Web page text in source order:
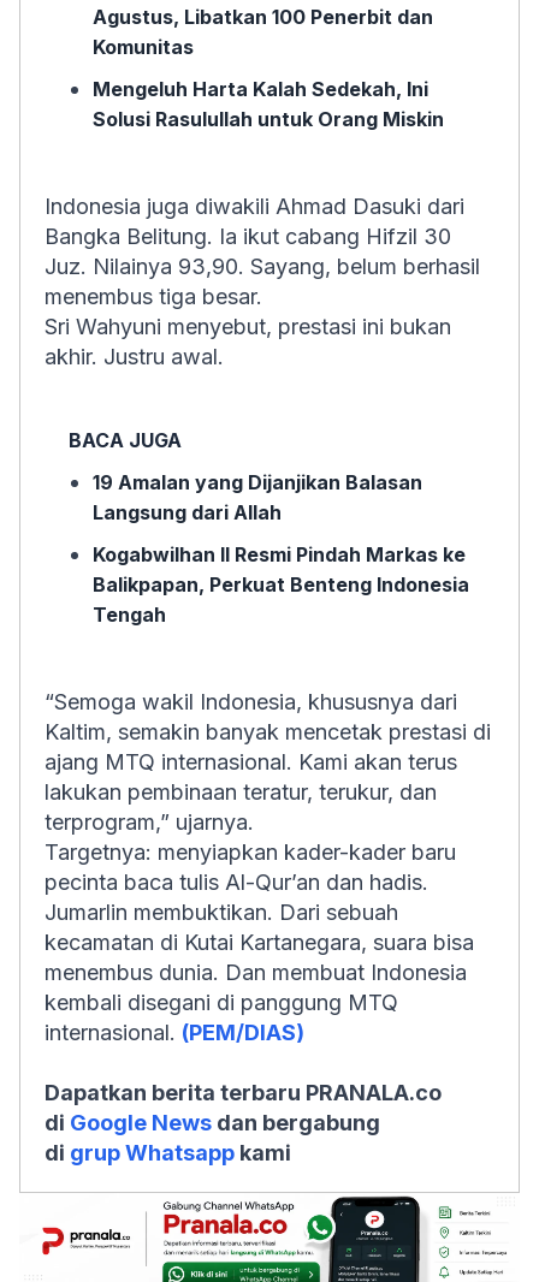
Agustus, Libatkan 100 Penerbit dan
Komunitas
Mengeluh Harta Kalah Sedekah, Ini
Solusi Rasulullah untuk Orang Miskin
Indonesia juga diwakili Ahmad Dasuki dari
Bangka Belitung. Ia ikut cabang Hifzil 30
Juz. Nilainya 93,90. Sayang, belum berhasil
menembus tiga besar.
Sri Wahyuni menyebut, prestasi ini bukan
akhir. Justru awal.
BACA JUGA
19 Amalan yang Dijanjikan Balasan
Langsung dari Allah
Kogabwilhan II Resmi Pindah Markas ke
Balikpapan, Perkuat Benteng Indonesia
Tengah
“Semoga wakil Indonesia, khususnya dari
Kaltim, semakin banyak mencetak prestasi di
ajang MTQ internasional. Kami akan terus
lakukan pembinaan teratur, terukur, dan
terprogram,” ujarnya.
Targetnya: menyiapkan kader-kader baru
pecinta baca tulis Al-Qur’an dan hadis.
Jumarlin membuktikan. Dari sebuah
kecamatan di Kutai Kartanegara, suara bisa
menembus dunia. Dan membuat Indonesia
kembali disegani di panggung MTQ
internasional. (PEM/DIAS)
Dapatkan berita terbaru PRANALA.co
di Google News dan bergabung
di grup Whatsapp kami